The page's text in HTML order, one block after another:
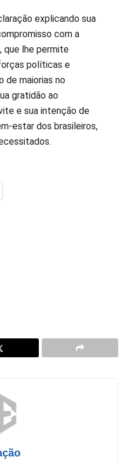
explicando sua
com a
que lhe permite
políticas e
de maiorias no
gratidão ao
e sua intenção de
estar dos brasileiros,